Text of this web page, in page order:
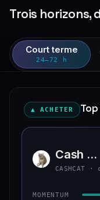
Trois horizons,
Court terme
24–72 h
▲ ACHETER
CASH Cash Cat
CASHCAT
MOMENTUM